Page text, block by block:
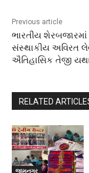
Previous article
ભારતીય શેરબજારમાં
સંસ્થાકીય અવિરત
ઐતિહાસિક તેજી
RELATED
જામનગર